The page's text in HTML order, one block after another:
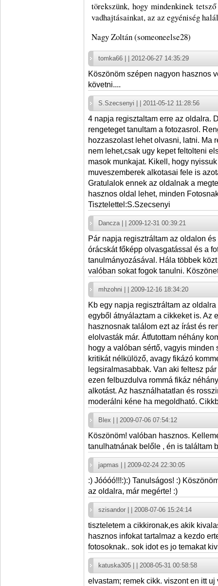
törekszünk, hogy mindenkinek
vadhajtásainkat, az az egyéniség
Nagy Zoltán (someoneelse28)
tomka66 | | 2012-06-27 14:35:29
Köszönöm szépen nagyon hasznos
követni....
S.Szecsenyi | | 2011-05-12 11:28:56
4 napja regisztaltam erre az oldalra.
rengeteget tanultam a fotozasrol.
hozzaszolast lehet olvasni, latni. Ma
nem lehet,csak ugy kepet feltolteni
masok munkajat. Kikell, hogy
muveszemberek alkotasai fele is
Gratulalok ennek az oldalnak a
hasznos oldal lehet, minden
Tisztelettel:S.Szecsenyi
Dancza | | 2009-12-31 00:39:21
Pár napja regisztráltam az oldalon
órácskát főképp olvasgatással és a
tanulmányozásával. Hála többek
valóban sokat fogok tanulni.
mhzohni | | 2009-12-16 18:34:20
Kb egy napja regisztráltam az
egyből átnyálaztam a cikkeket is. Az
hasznosnak találom ezt az írást és
elolvasták már. Átfutottam néhány
hogy a valóban sértő, vagyis
kritikát nélkülöző, avagy fikázó
legsiralmasabbak. Van aki feltesz
ezen felbuzdulva rommá fikáz
alkotást. Az használhatatlan és
moderálni kéne ha megoldható.
Blex | | 2009-07-06 07:54:12
Köszönöm! valóban hasznos.
tanulhatnának belőle , én is találtam
japmas | | 2009-02-24 22:30:05
:) Jóóóó!!!:):) Tanulságos! :)
az oldalra, már megérte! :)
szisandor | | 2008-07-06 15:24:14
tiszteletem a cikkironak,es akik
hasznos infokat tartalmaz a kezdo
fotosoknak.. sok idot es jo temakat
katuska305 | | 2008-05-31 00:58:58
elvastam; remek cikk. viszont en itt